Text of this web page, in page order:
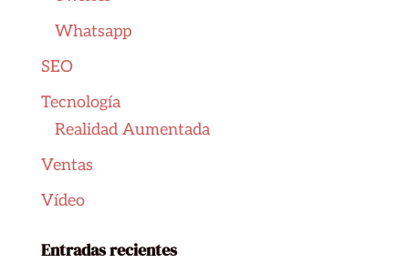
Whatsapp
SEO
Tecnología
Realidad Aumentada
Ventas
Vídeo
Entradas recientes